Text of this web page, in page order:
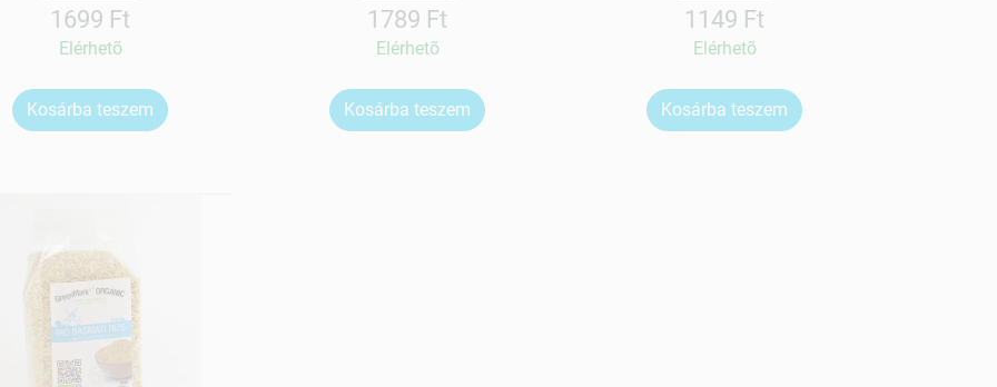
1699 Ft
Elérhetõ
Kosárba teszem
1789 Ft
Elérhetõ
Kosárba teszem
1149 Ft
Elérhetõ
Kosárba teszem